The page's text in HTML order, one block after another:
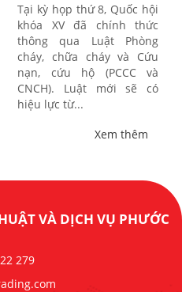
Tại kỳ họp thứ 8, Quốc hội
khóa XV đã chính thức
thông qua Luật Phòng
cháy, chữa cháy và Cứu
nạn, cứu hộ (PCCC và
CNCH). Luật mới sẽ có
hiệu lực từ...
Xem thêm
VÀ DỊCH VỤ PHƯỚC
279